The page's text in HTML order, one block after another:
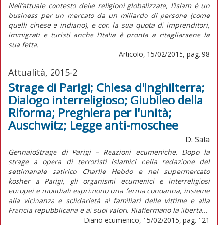
Nell’attuale contesto delle religioni globalizzate, l’islam è un
business per un mercato da un miliardo di persone (come
quelli cinese e indiano), e con la sua quota di imprenditori,
immigrati e turisti anche l’Italia è pronta a ritagliarsene la
sua fetta.
Articolo, 15/02/2015, pag. 98
Attualità, 2015-2
Strage di Parigi; Chiesa d'Inghilterra;
Dialogo interreligioso; Giubileo della
Riforma; Preghiera per l'unità;
Auschwitz; Legge anti-moschee
D. Sala
GennaioStrage di Parigi – Reazioni ecumeniche. Dopo la
strage a opera di terroristi islamici nella redazione del
settimanale satirico Charlie Hebdo e nel supermercato
kosher a Parigi, gli organismi ecumenici e interreligiosi
europei e mondiali esprimono una ferma condanna, insieme
alla vicinanza e solidarietà ai familiari delle vittime e alla
Francia repubblicana e ai suoi valori. Riaffermano la libertà...
Diario ecumenico, 15/02/2015, pag. 121